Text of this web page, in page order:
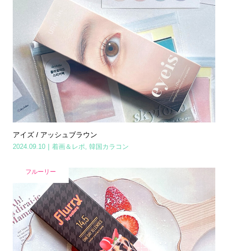
アイズ / アッシュブラウン
2024.09.10 着画＆レポ, 韓国カラコン
フルーリー
Home Share Search Contact